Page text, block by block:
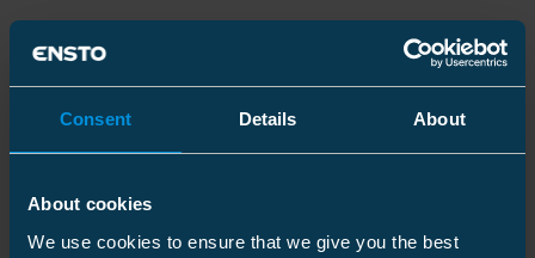
Consent Details About
About cookies
We use cookies to ensure that we give you the best
Tekniske spesifikasjoner